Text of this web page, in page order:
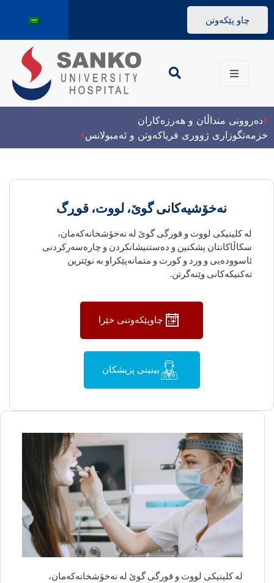
چاو پێکەوتن
دەروونی منداڵان و هەرزەکاران
خزمەتگوزاری ژووری فریاکەوتن و ئەمبولانس
نەخۆشیەکانی گوێ، لووت، قوڕگ
لە کلینیکی لووت و قورگی گوێ لە نەخۆشخانەکەمان،
سکاڵاکانتان پشکنین و دەستنیشانکردن و چارەسەرکردنی
ئاسوودەیی و ورد و کورت و متمانەپێکراو بە نوێترین
تەکنیکەکانی وێنەگرتن.
چاوپێکەوتنی خێرا
بینینی پزیشکان
لە کلینیکی لووت و قورگی گوێ لە نەخۆشخانەکەمان،